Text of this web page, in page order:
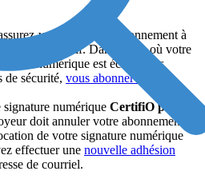
vous que votre abonnement à
actif. Dans le cas où votre
numérique est échu, vous
de sécurité, vous abonner de
signature numérique CertifiO pour
doit annuler votre abonnement
de votre signature numérique
effectuer une nouvelle adhésion
de courriel.